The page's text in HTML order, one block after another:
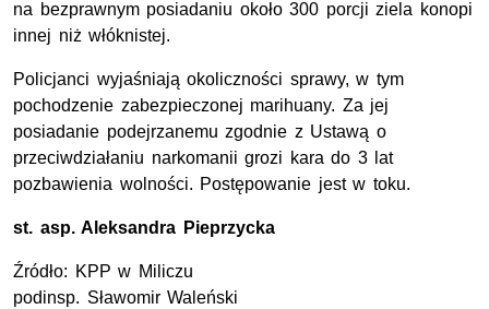
na bezprawnym posiadaniu około 300 porcji ziela konopi
innej niż włóknistej.
Policjanci wyjaśniają okoliczności sprawy, w tym
pochodzenie zabezpieczonej marihuany. Za jej
posiadanie podejrzanemu zgodnie z Ustawą o
przeciwdziałaniu narkomanii grozi kara do 3 lat
pozbawienia wolności. Postępowanie jest w toku.
st. asp.Aleksandra Pieprzycka
Źródło: KPP w Miliczu
podinsp. Sławomir Waleński